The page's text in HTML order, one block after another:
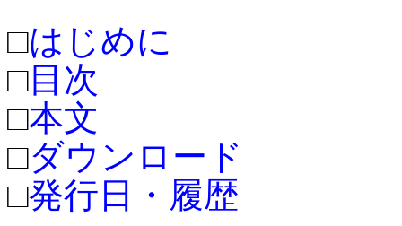
□はじめに
□目次
□本文
□ダウンロード
□発行日・履歴